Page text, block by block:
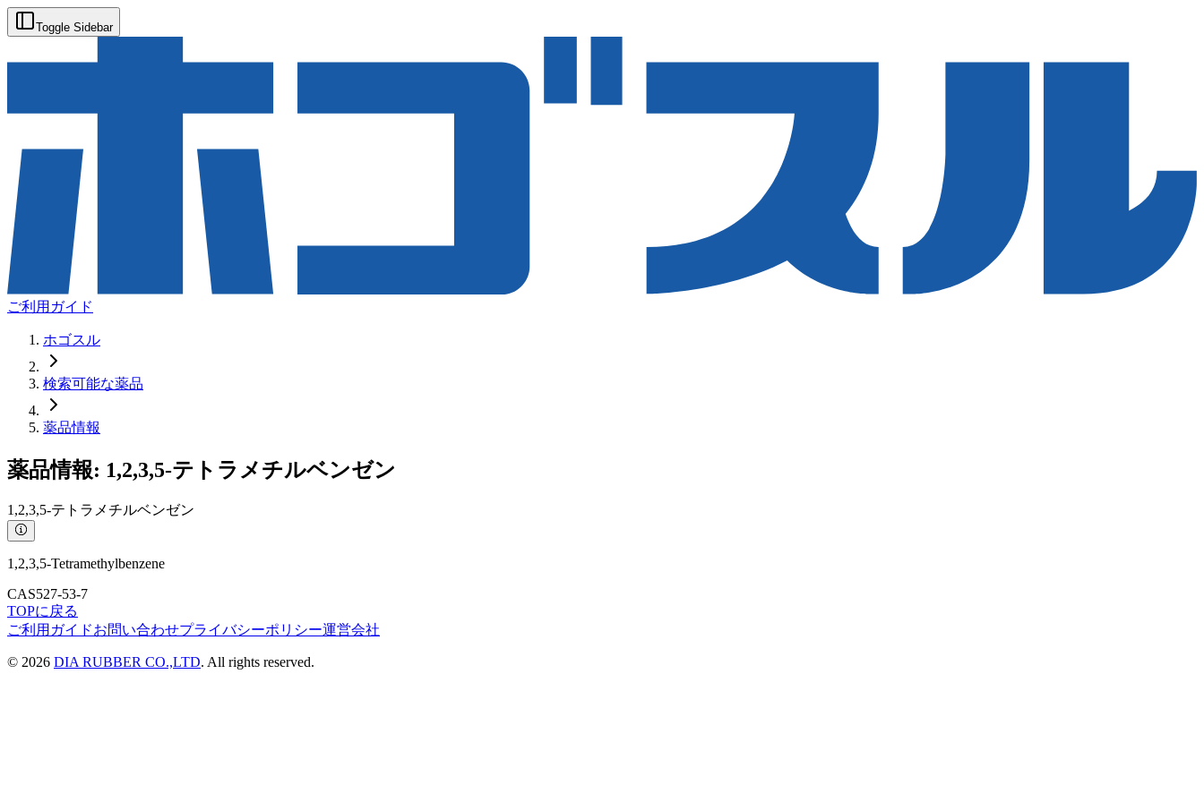
Toggle Sidebar
ご利用ガイド
ホゴスル
検索可能な薬品
薬品情報
薬品情報: 1,2,3,5-テトラメチルベンゼン
1,2,3,5-テトラメチルベンゼン
1,2,3,5-Tetramethylbenzene
CAS527-53-7
TOPに戻る
ご利用ガイドお問い合わせプライバシーポリシー運営会社
© 2026 DIA RUBBER CO.,LTD. All rights reserved.